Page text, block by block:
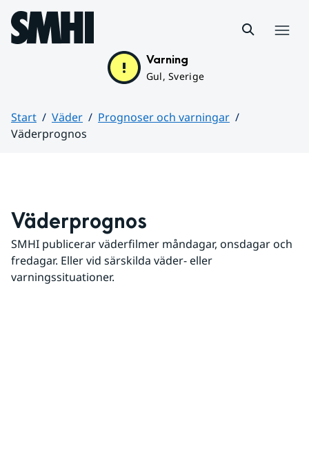
Hoppa till sidans innehåll
Varning
Gul, Sverige
Start Väder
Prognoser och varningar
Väderprognos
Väderprognos
SMHI publicerar väderfilmer måndagar, onsdagar och
fredagar. Eller vid särskilda väder- eller
varningssituationer.